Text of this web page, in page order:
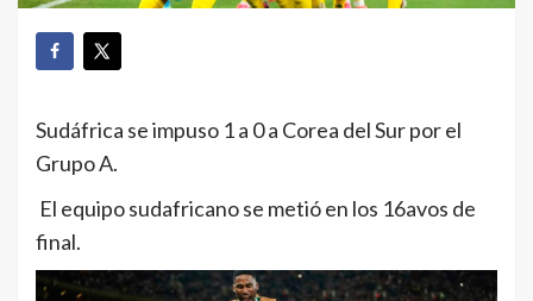
Sudáfrica se impuso 1 a 0 a Corea del Sur por el
Grupo A.
El equipo sudafricano se metió en los 16avos de
final.